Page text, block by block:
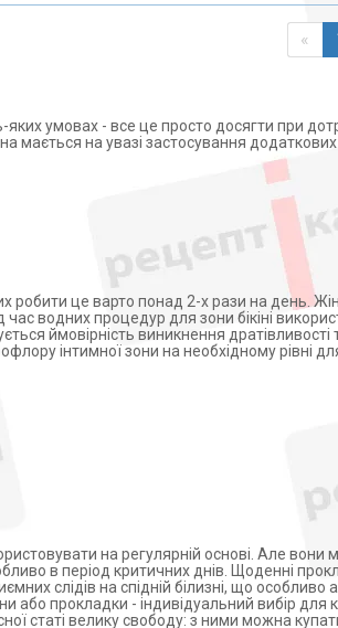
«
умовах - все це просто досягти при
мається на увазі застосування
робити це варто понад 2-х рази на день.
водних процедур для зони бікіні
ймовірність виникнення
інтимної зони на необхідному рівні
на регулярній основі. Але
в період критичних днів. Щоденні
слідів на спідній білизні, що
або прокладки - індивідуальний вибір
статі велику свободу: з ними можна